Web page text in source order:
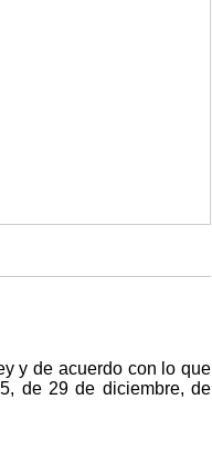
y de acuerdo con lo que
de 29 de diciembre, de